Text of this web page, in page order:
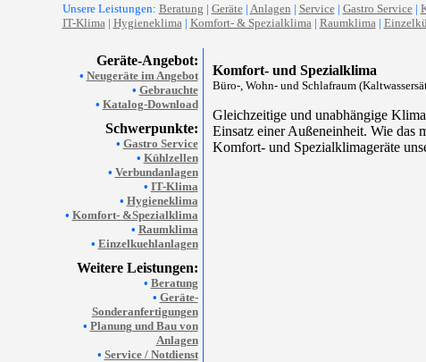
Unsere Leistungen: Beratung | Geräte| Anlagen | Service| Gastro Service|
IT-Klima| Hygieneklima| Komfort- & Spezialklima| Raumklima|
Geräte-Angebot:
• Neugeräte im Angebot
• Gebrauchte
• Katalog-Download
Schwerpunkte:
• Gastro Service
• Kühlzellen
• Verbundanlagen
• IT-Klima
• Hygieneklima
• Komfort- &Spezialklima
• Raumklima
• Einzelkuehlanlagen
Weitere Leistungen:
• Beratung
• Geräte-
Sonderanfertigungen
• Planung und Bau von
Anlagen
• Service / Notdienst
Komfort- und Spezialklima
Büro-, Wohn- und Schlafraum
Gleichzeitige und unabhängige
Einsatz einer Außeneinheit. Wie
Komfort- und Spezialklimageräte